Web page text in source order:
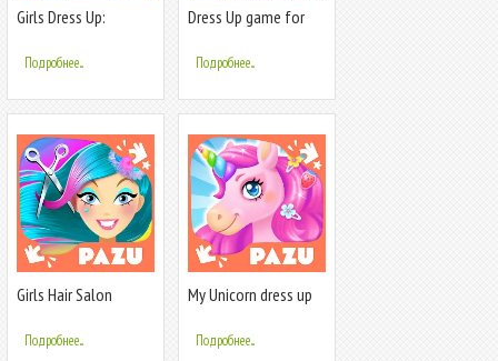
Girls Dress Up:
Подробнее...
Dress Up game for
Подробнее...
Girls Hair Salon
Подробнее...
My Unicorn dress up
Подробнее...